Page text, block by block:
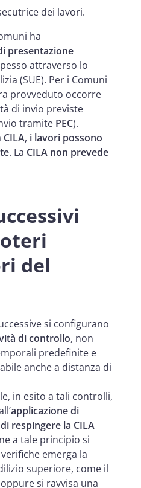
dei lavori.
ha
presentazione
attraverso lo
(SUE). Per i Comuni
provveduto occorre
di invio previste
tramite PEC).
CILA, i lavori possono
. La CILA non prevede
del
si configurano
di controllo, non
predefinite e
anche a distanza di
in esito a tali controlli,
applicazione di
respingere la CILA
a tale principio si
emerga la
superiore, come il
si ravvisa una